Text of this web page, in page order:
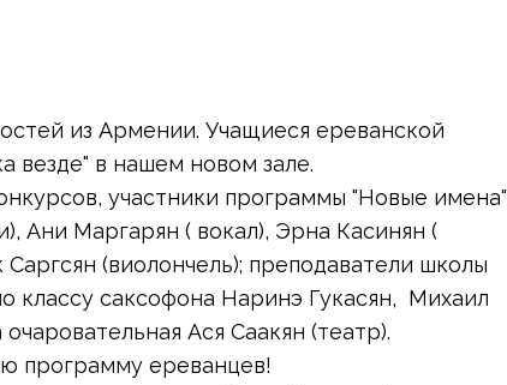
из Армении. Учащиеся ереванской
везде" в нашем новом зале.
участники программы "Новые имена"
Ани Маргарян ( вокал), Эрна Касинян (
(виолончель); преподаватели школы
классу саксофона Наринэ Гукасян, Михаил
Ася Саакян (театр).
программу ереванцев!